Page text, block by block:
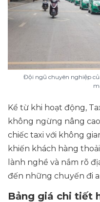
Đội ngũ chuyên nghiệp
Kể từ khi hoạt động,
không ngừng nâng
chiếc taxi với không
khiến khách hàng
lành nghề và nắm rõ
đến những chuyến đi
Bảng giá chi tiết